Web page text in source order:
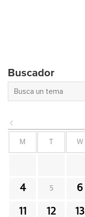
Buscador
M W
4 5 6
11 12 13